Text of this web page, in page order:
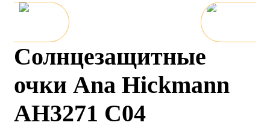
Солнцезащитные
очки Ana Hickmann
AH3271 C04